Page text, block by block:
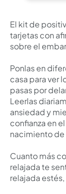
El kit de
tarjetas con
sobre el
Ponlas en
casa para ver
pasas por
Leerlas
ansiedad y
confianza en
nacimiento
Cuanto más
relajada te
relajada